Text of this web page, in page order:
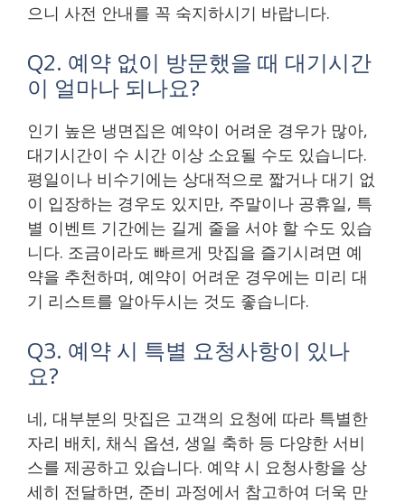
으니 사전 안내를 꼭 숙지하시기 바랍니다.
Q2. 예약 없이 방문했을 때 대기시간
이 얼마나 되나요?
인기 높은 냉면집은 예약이 어려운 경우가 많아,
대기시간이 수 시간 이상 소요될 수도 있습니다.
평일이나 비수기에는 상대적으로 짧거나 대기 없
이 입장하는 경우도 있지만, 주말이나 공휴일, 특
별 이벤트 기간에는 길게 줄을 서야 할 수도 있습
니다. 조금이라도 빠르게 맛집을 즐기시려면 예
약을 추천하며, 예약이 어려운 경우에는 미리 대
기 리스트를 알아두시는 것도 좋습니다.
Q3. 예약 시 특별 요청사항이 있나
요?
네, 대부분의 맛집은 고객의 요청에 따라 특별한
자리 배치, 채식 옵션, 생일 축하 등 다양한 서비
스를 제공하고 있습니다. 예약 시 요청사항을 상
세히 전달하면, 준비 과정에서 참고하여 더욱 만